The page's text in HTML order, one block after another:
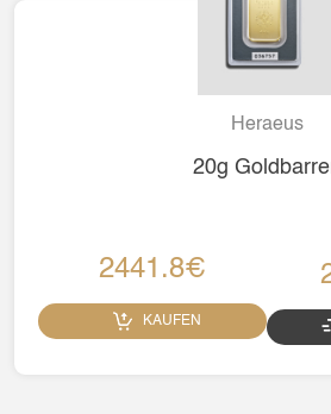
Heraeus
20g
2441.8€
KAUFEN